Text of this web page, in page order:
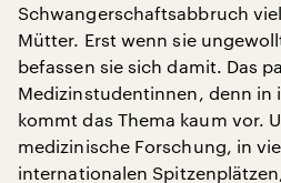
Schwangerschaftsabbruch
Mütter. Erst wenn sie
befassen sie sich damit. Das
Medizinstudentinnen, denn in
kommt das Thema kaum vor.
medizinische Forschung, in
internationalen